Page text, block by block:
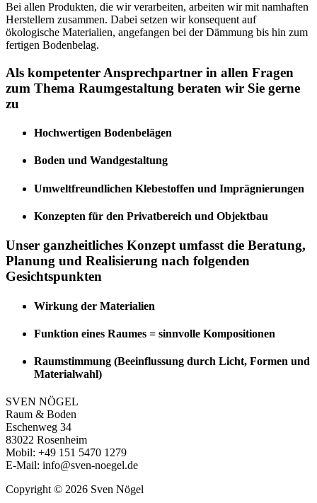
Bei allen Produkten, die wir verarbeiten, arbeiten wir mit namhaften
Herstellern zusammen. Dabei setzen wir konsequent auf
ökologische Materialien, angefangen bei der Dämmung bis hin zum
fertigen Bodenbelag.
Als kompetenter Ansprechpartner in allen Fragen
zum Thema Raumgestaltung beraten wir Sie gerne
zu
Hochwertigen Bodenbelägen
Boden und Wandgestaltung
Umweltfreundlichen Klebestoffen und Imprägnierungen
Konzepten für den Privatbereich und Objektbau
Unser ganzheitliches Konzept umfasst die Beratung,
Planung und Realisierung nach folgenden
Gesichtspunkten
Wirkung der Materialien
Funktion eines Raumes = sinnvolle Kompositionen
Raumstimmung (Beeinflussung durch Licht, Formen und
Materialwahl)
SVEN NÖGEL
Raum & Boden
Eschenweg 34
83022 Rosenheim
Mobil: +49 151 5470 1279
E-Mail: info@sven-noegel.de
Copyright © 2026 Sven Nögel